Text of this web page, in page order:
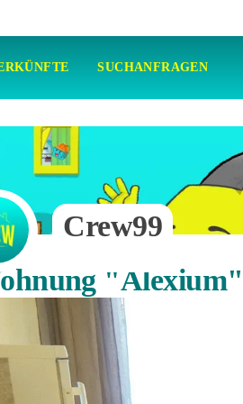
SUCHANFRAGEN
Crew99
"Alexium"